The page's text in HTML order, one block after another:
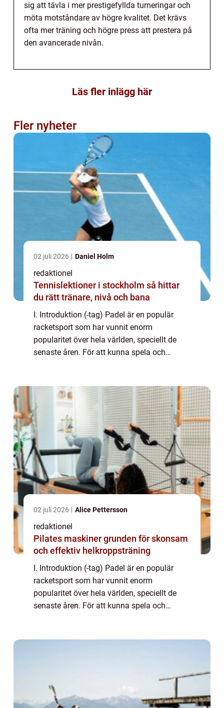
sig att tävla i mer prestigefyllda turneringar och
möta motståndare av högre kvalitet. Det krävs
ofta mer träning och högre press att prestera på
den avancerade nivån.
Läs fler inlägg här
Fler nyheter
02 juli 2026 Daniel Holm
redaktionel
Tennislektioner i stockholm så hittar
du rätt tränare, nivå och bana
I. Introduktion (-tag) Padel är en populär
racketsport som har vunnit enorm
popularitet över hela världen, speciellt de
senaste åren. För att kunna spela och
02 juli 2026 Alice Pettersson
redaktionel
Pilates maskiner grunden för skonsam
och effektiv helkroppsträning
I. Introduktion (-tag) Padel är en populär
racketsport som har vunnit enorm
popularitet över hela världen, speciellt de
senaste åren. För att kunna spela och